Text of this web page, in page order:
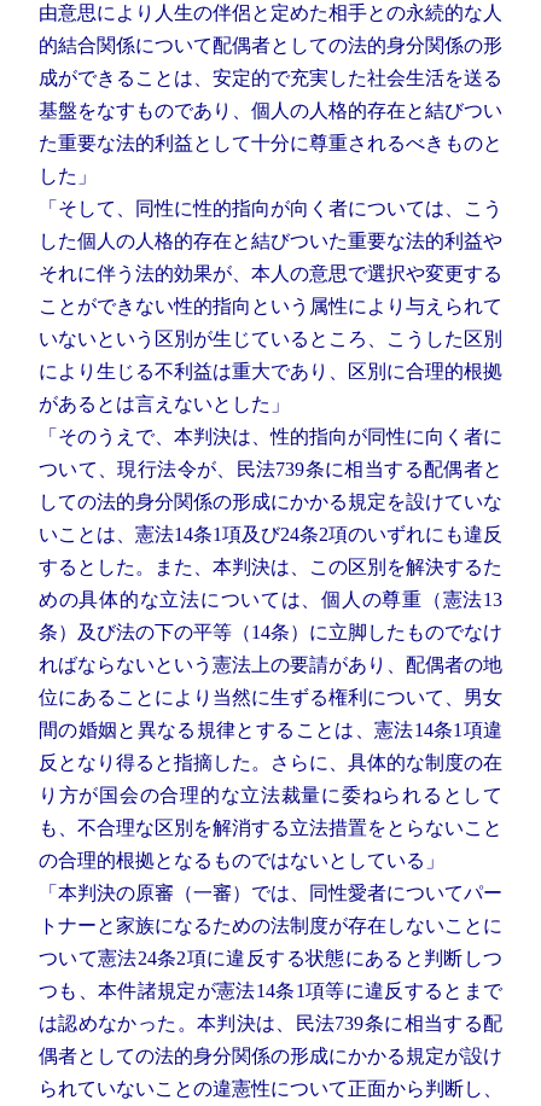
由意思により人生の伴侶と定めた相手との永続的な人
的結合関係について配偶者としての法的身分関係の形
成ができることは、安定的で充実した社会生活を送る
基盤をなすものであり、個人の人格的存在と結びつい
た重要な法的利益として十分に尊重されるべきものと
した」
「そして、同性に性的指向が向く者については、こう
した個人の人格的存在と結びついた重要な法的利益や
それに伴う法的効果が、本人の意思で選択や変更する
ことができない性的指向という属性により与えられて
いないという区別が生じているところ、こうした区別
により生じる不利益は重大であり、区別に合理的根拠
があるとは言えないとした」
「そのうえで、本判決は、性的指向が同性に向く者に
ついて、現行法令が、民法739条に相当する配偶者と
しての法的身分関係の形成にかかる規定を設けていな
いことは、憲法14条1項及び24条2項のいずれにも違反
するとした。また、本判決は、この区別を解決するた
めの具体的な立法については、個人の尊重（憲法13
条）及び法の下の平等（14条）に立脚したものでなけ
ればならないという憲法上の要請があり、配偶者の地
位にあることにより当然に生ずる権利について、男女
間の婚姻と異なる規律とすることは、憲法14条1項違
反となり得ると指摘した。さらに、具体的な制度の在
り方が国会の合理的な立法裁量に委ねられるとして
も、不合理な区別を解消する立法措置をとらないこと
の合理的根拠となるものではないとしている」
「本判決の原審（一審）では、同性愛者についてパー
トナーと家族になるための法制度が存在しないことに
ついて憲法24条2項に違反する状態にあると判断しつ
つも、本件諸規定が憲法14条1項等に違反するとまで
は認めなかった。本判決は、民法739条に相当する配
偶者としての法的身分関係の形成にかかる規定が設け
られていないことの違憲性について正面から判断し、